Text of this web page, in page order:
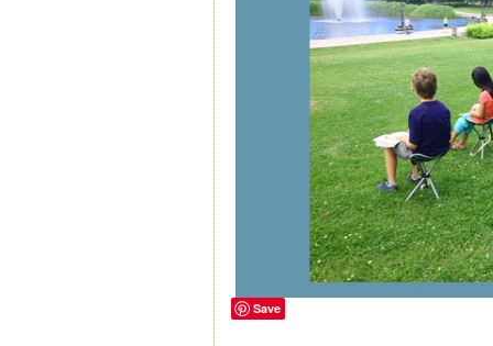
Save